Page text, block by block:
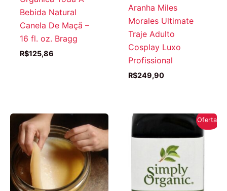
Bebida Natural
Canela De Maçã –
16 fl. oz. Bragg
R$125,86
Aranha Miles
Morales Ultimate
Traje Adulto
Cosplay Luxo
Profissional
R$249,90
Oferta!